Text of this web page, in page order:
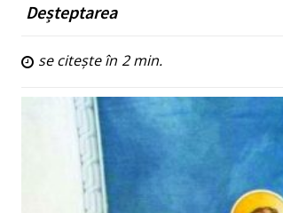
Deșteptarea
se citește în 2min.